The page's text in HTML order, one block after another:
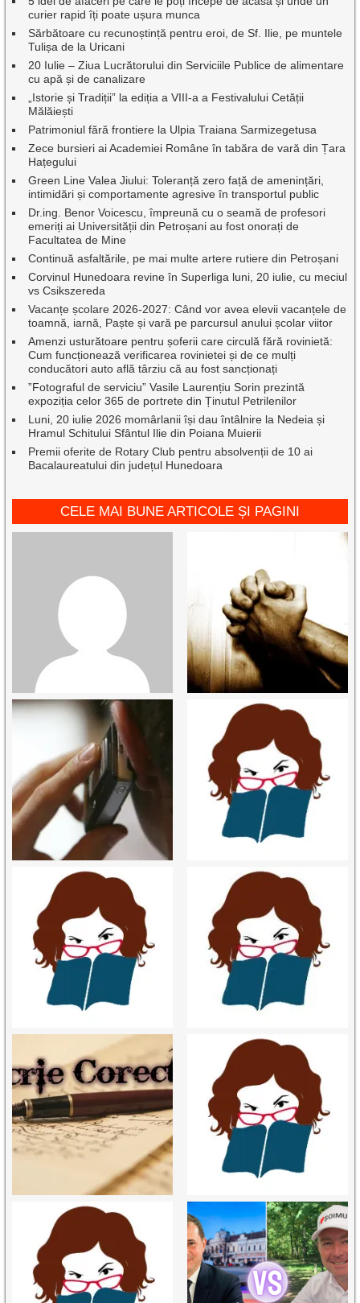
curier rapid îți poate ușura munca
Sărbătoare cu recunoștință pentru eroi, de Sf. Ilie, pe muntele
Tulișa de la Uricani
20 Iulie – Ziua Lucrătorului din Serviciile Publice de alimentare
cu apă și de canalizare
„Istorie și Tradiții” la ediția a VIII-a a Festivalului Cetății
Mălăiești
Patrimoniul fără frontiere la Ulpia Traiana Sarmizegetusa
Zece bursieri ai Academiei Române în tabăra de vară din Țara
Hațegului
Green Line Valea Jiului: Toleranță zero față de amenințări,
intimidări și comportamente agresive în transportul public
Dr.ing. Benor Voicescu, împreună cu o seamă de profesori
emeriți ai Universității din Petroșani au fost onorați de
Facultatea de Mine
Continuă asfaltările, pe mai multe artere rutiere din Petroșani
Corvinul Hunedoara revine în Superliga luni, 20 iulie, cu meciul
vs Csikszereda
Vacanțe școlare 2026-2027: Când vor avea elevii vacanțele de
toamnă, iarnă, Paște și vară pe parcursul anului școlar viitor
Amenzi usturătoare pentru șoferii care circulă fără rovinietă:
Cum funcționează verificarea rovinietei și de ce mulți
conducători auto află târziu că au fost sancționați
”Fotograful de serviciu” Vasile Laurențiu Sorin prezintă
expoziția celor 365 de portrete din Ținutul Petrilenilor
Luni, 20 iulie 2026 momârlanii își dau întâlnire la Nedeia și
Hramul Schitului Sfântul Ilie din Poiana Muierii
Premii oferite de Rotary Club pentru absolvenții de 10 ai
Bacalaureatului din județul Hunedoara
CELE MAI BUNE ARTICOLE ȘI PAGINI